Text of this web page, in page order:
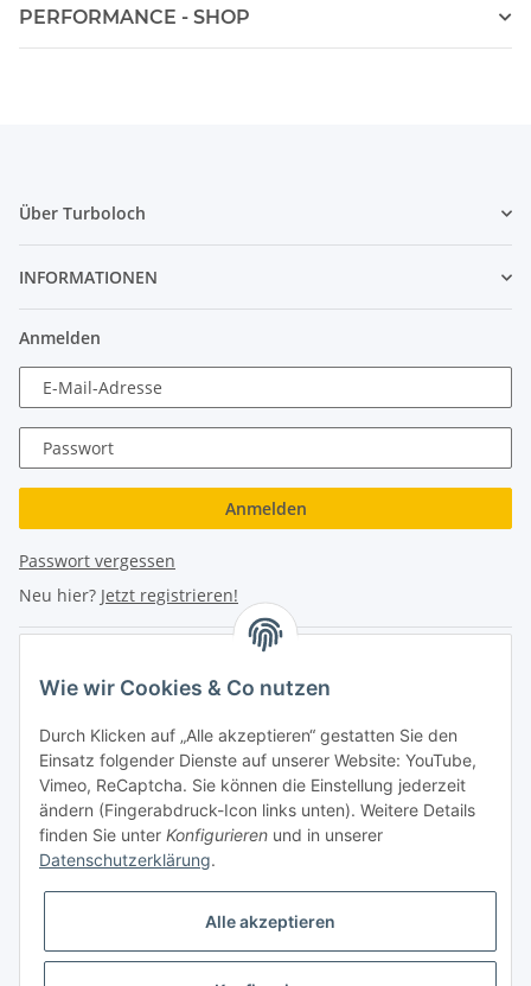
PERFORMANCE - SHOP
Über Turboloch
INFORMATIONEN
Anmelden
E-Mail-Adresse
Passwort
Anmelden
Passwort vergessen
Neu hier? Jetzt registrieren!
Hauptplatz 4
2870 Aspang
eMail: info@turboloch.at
Tel: +43 (0)660/1314150
Di - Fr 9-17 Uhr / Fr 9-12 Uhr
Achtung keine Abholung mehr möglich!!!
Wie wir Cookies & Co nutzen
Durch Klicken auf „Alle akzeptieren“ gestatten Sie den
Einsatz folgender Dienste auf unserer Website: YouTube,
Vimeo, ReCaptcha. Sie können die Einstellung jederzeit
ändern (Fingerabdruck-Icon links unten). Weitere Details
finden Sie unter Konfigurieren und in unserer
Datenschutzerklärung.
Alle akzeptieren